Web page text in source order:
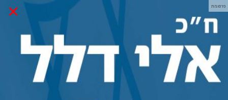
× פרסומת